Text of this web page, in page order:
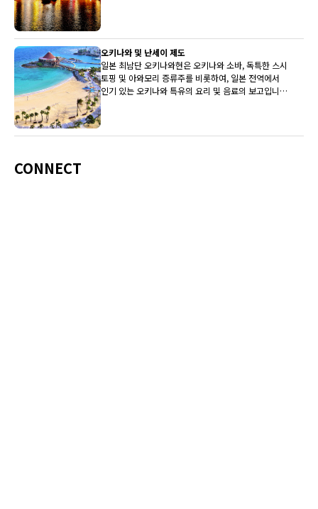
오키나와 및 난세이 제도
일본 최남단 오키나와현은 오키나와 소바, 독특한 스시
토핑 및 아와모리 증류주를 비롯하여, 일본 전역에서
인기 있는 오키나와 특유의 요리 및 음료의 보고입니
CONNECT